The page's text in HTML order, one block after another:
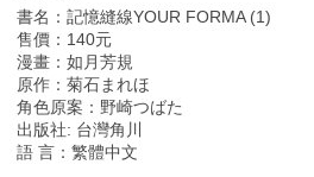
書名：記憶縫線YOUR FORMA (1)
售價：140元
漫畫：如月芳規
原作：菊石まれほ
角色原案：野崎つばた
出版社: 台灣角川
語 言：繁體中文